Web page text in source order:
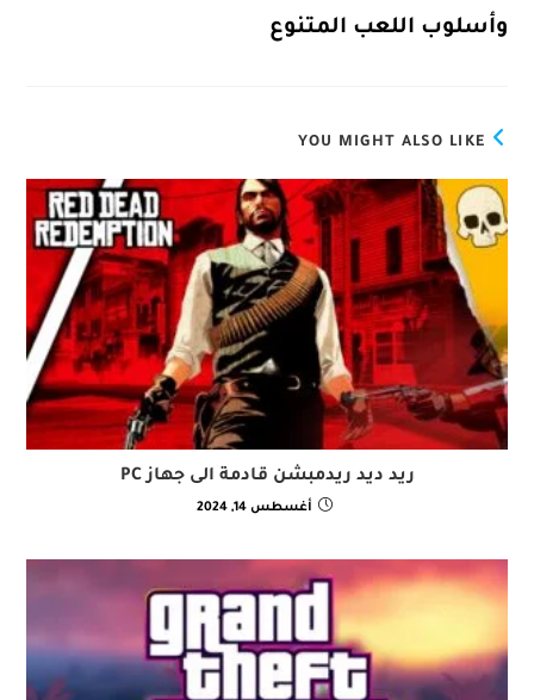
وأسلوب اللعب المتنوع​
YOU MIGHT ALSO LIKE
ريد ديد ريدمبشن قادمة الى جهاز PC
أغسطس 14, 2024